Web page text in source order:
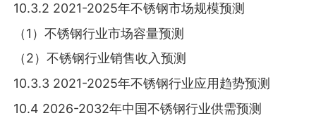
10.3.2 2021-2025年不锈钢市场规模预测
（1）不锈钢行业市场容量预测
（2）不锈钢行业销售收入预测
10.3.3 2021-2025年不锈钢行业应用趋势预测
10.4 2026-2032年中国不锈钢行业供需预测